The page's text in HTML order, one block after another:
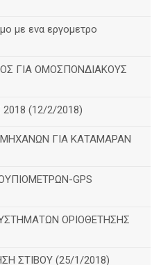
με ενα εργομετρο
ΓΙΑ ΟΜΟΣΠΟΝΔΙΑΚΟΥΣ
(12/2/2018)
ΜΗΧΑΝΩΝ ΓΙΑ ΚΑΤΑΜΑΡΑΝ
GPS
ΟΡΙΟΘΕΤΗΣΗΣ
ΣΤΙΒΟΥ (25/1/2018)